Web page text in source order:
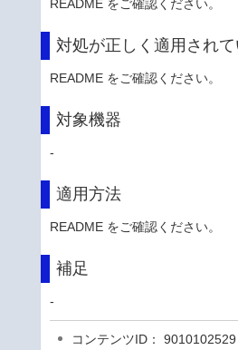
README をご確認ください。
対処が正しく適用され
README をご確認ください。
対象機器
-
適用方法
README をご確認ください。
補足
-
コンテンツID： 9010102529